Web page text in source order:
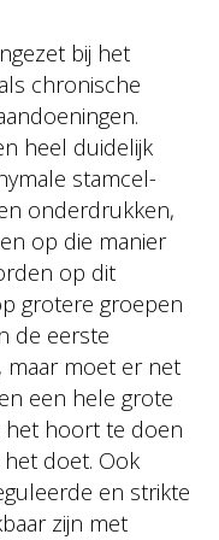
bij het
chronische
heel duidelijk
stamcel-
onderdrukken,
op die manier
op dit
grotere groepen
de eerste
maar moet er net
een hele grote
het hoort te doen
doet. Ook
en strikte
zijn met